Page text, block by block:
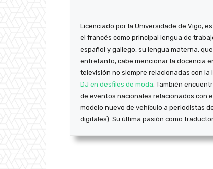
Licenciado por la Universidade de Vigo,
el francés como principal lengua de
español y gallego, su lengua materna,
entretanto, cabe mencionar la docencia
televisión no siempre relacionadas con la
DJ en desfiles de moda . También
de eventos nacionales relacionados con
modelo nuevo de vehículo a periodistas
digitales). Su última pasión como